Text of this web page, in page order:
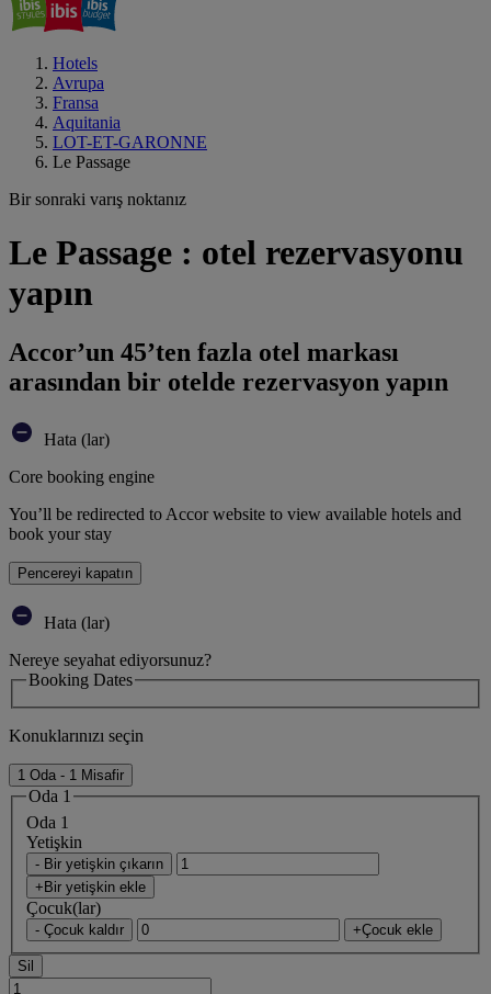
Hotels
Avrupa
Fransa
Aquitania
LOT-ET-GARONNE
Le Passage
Bir sonraki varış noktanız
Le Passage : otel rezervasyonu
yapın
Accor’un 45’ten fazla otel markası
arasından bir otelde rezervasyon yapın
Hata (lar)
Core booking engine
You’ll be redirected to Accor website to view available hotels and
book your stay
Pencereyi kapatın
Hata (lar)
Nereye seyahat ediyorsunuz?
Booking Dates
Konuklarınızı seçin
1 Oda - 1 Misafir
Oda 1
Oda 1
Yetişkin
- Bir yetişkin çıkarın
+Bir yetişkin ekle
Çocuk(lar)
- Çocuk kaldır +Çocuk ekle
Sil